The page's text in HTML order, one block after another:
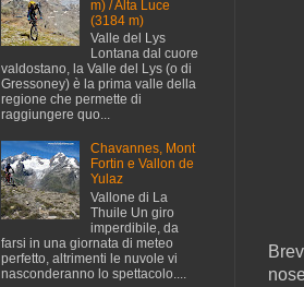
m) / Alta Luce
(3184 m)
Valle del Lys
Lontana dal cuore
valdostano, la Valle del Lys (o di
Gressoney) è la prima valle della
regione che permette di
raggiungere quo...
Chavannes, Mont
Fortin e Vallon de
Yulaz
Vallone di La
Thuile Un giro
imperdibile, da
farsi in una giornata di meteo
perfetto, altrimenti le nuvole vi
nasconderanno lo spettacolo....